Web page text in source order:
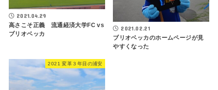
2021.04.29
高さこそ正義 流通経済大学FC vs
ブリオベッカ
2021.02.21
ブリオベッカのホームページが見
やすくなった
2021 変革３年目の浦安